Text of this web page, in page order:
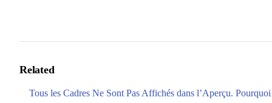
Related
Tous les Cadres Ne Sont Pas Affichés dans l’Aperçu. Pourquoi